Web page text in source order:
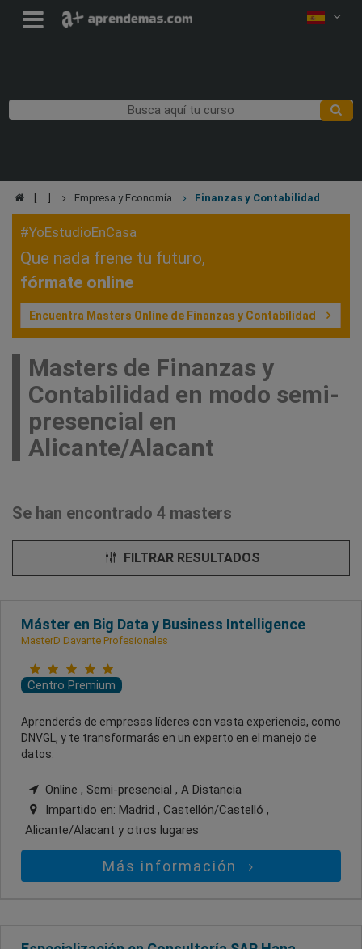
Empresa y Economía Finanzas y Contabilidad
#YoEstudioEnCasa
Que nada frene tu futuro,
fórmate online
Encuentra Masters Online de Finanzas y Contabilidad
Masters de Finanzas y
Contabilidad en modo semi-
presencial en
Alicante/Alacant
Se han encontrado 4 masters
FILTRAR RESULTADOS
Máster en Big Data y Business Intelligence
MasterD Davante Profesionales
Centro Premium
Aprenderás de empresas líderes con vasta experiencia, como
DNVGL, y te transformarás en un experto en el manejo de
datos.
Online , Semi-presencial , A Distancia
Impartido en: Madrid , Castellón/Castelló ,
Alicante/Alacant y otros lugares
Más información